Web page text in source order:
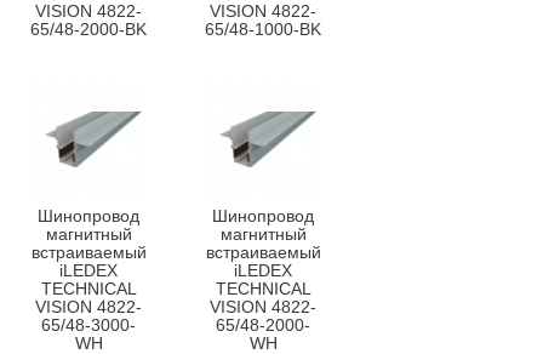
VISION 4822-
65/48-2000-BK
VISION 4822-
65/48-1000-BK
Шинопровод
магнитный
встраиваемый
iLEDEX
TECHNICAL
VISION 4822-
65/48-3000-
WH
Шинопровод
магнитный
встраиваемый
iLEDEX
TECHNICAL
VISION 4822-
65/48-2000-
WH